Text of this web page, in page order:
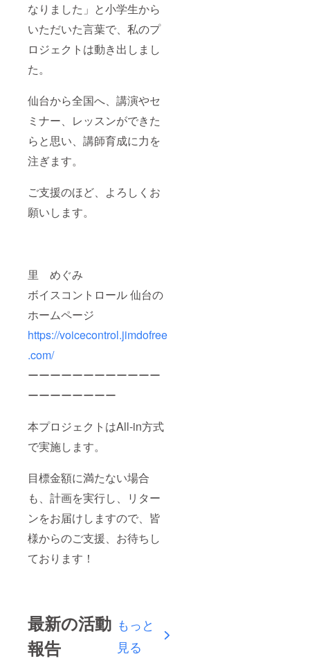
なりました」と小学生から
いただいた言葉で、私のプ
ロジェクトは動き出しまし
た。
仙台から全国へ、講演やセ
ミナー、レッスンができた
らと思い、講師育成に力を
注ぎます。
ご支援のほど、よろしくお
願いします。
里 めぐみ
ボイスコントロール 仙台の
ホームページ
https://voicecontrol.jimdofree
.com/
ーーーーーーーーーーーー
ーーーーーーーー
本プロジェクトはAll-in方式
で実施します。
目標金額に満たない場合
も、計画を実行し、リター
ンをお届けしますので、皆
様からのご支援、お待ちし
ております！
最新の活動
報告
もっと
見る